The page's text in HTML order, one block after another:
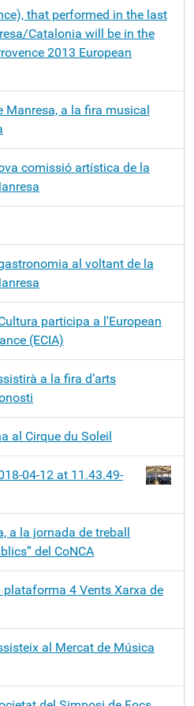
that performed in the last
Catalonia will be in the
2013 European
Manresa, a la fira musical
comissió artística de la
al voltant de la
participa a l'European
(ECIA)
a la fira d’arts
al Cirque du Soleil
04-12 at 11.43.49-
a la jornada de treball
del CoNCA
plataforma 4 Vents Xarxa de
al Mercat de Música